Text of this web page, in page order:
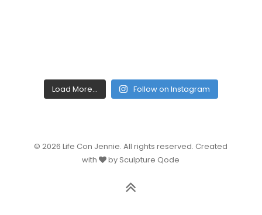
Load More... Follow on Instagram
© 2026 Life Con Jennie. All rights reserved. Created
with
by Sculpture Qode